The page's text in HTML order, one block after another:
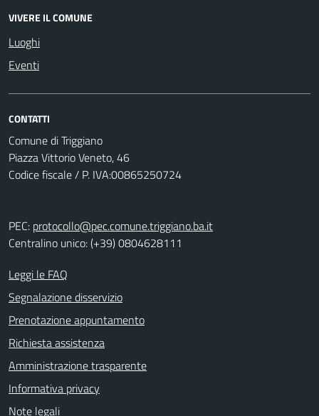
VIVERE IL COMUNE
Luoghi
Eventi
CONTATTI
Comune di Triggiano
Piazza Vittorio Veneto, 46
Codice fiscale / P. IVA:00865250724
PEC: protocollo@pec.comune.triggiano.ba.it
Centralino unico: (+39) 0804628111
Leggi le FAQ
Segnalazione disservizio
Prenotazione appuntamento
Richiesta assistenza
Amministrazione trasparente
Informativa privacy
Note legali